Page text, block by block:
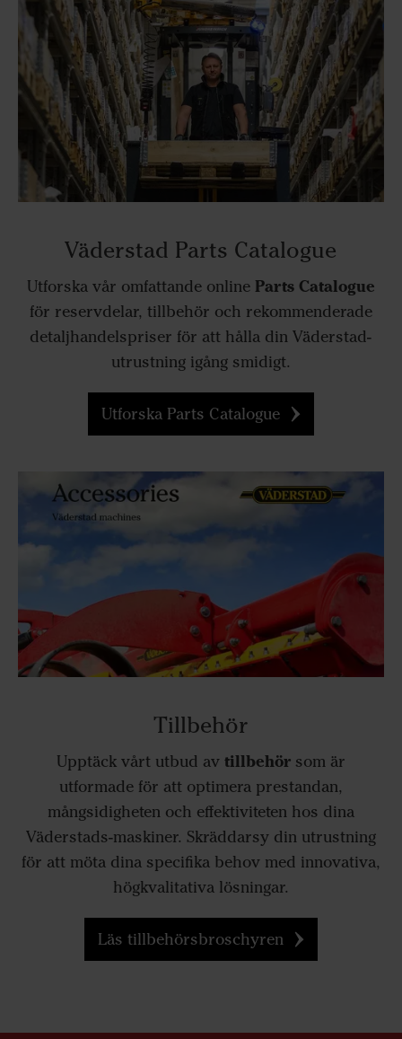
Väderstad Parts Catalogue
Utforska vår omfattande online Parts Catalogue
för reservdelar, tillbehör och rekommenderade
detaljhandelspriser för att hålla din Väderstad-
utrustning igång smidigt.
Utforska Parts Catalogue
Tillbehör
Upptäck vårt utbud av tillbehörsom är
utformade för att optimera prestandan,
mångsidigheten och effektiviteten hos dina
Väderstads-maskiner. Skräddarsy din utrustning
för att möta dina specifika behov med innovativa,
högkvalitativa lösningar.
Läs tillbehörsbroschyren